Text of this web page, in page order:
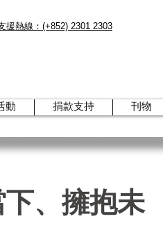
援熱線：​​(+852) 2301 2303
動 捐款支持 刊物
下、擁抱未